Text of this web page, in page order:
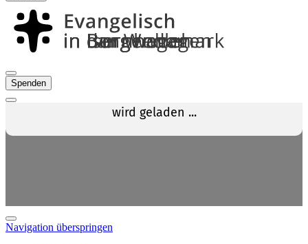
Spenden
Navigation überspringen